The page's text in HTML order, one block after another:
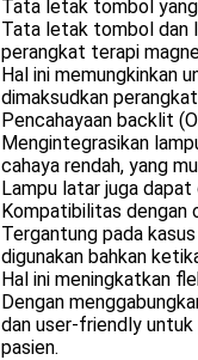
Tata letak tombol
Tata letak tombol dan
perangkat terapi
Hal ini memungkinkan
dimaksudkan
Pencahayaan backlit
Mengintegrasikan
cahaya rendah, yang
Lampu latar juga dapat
Kompatibilitas dengan
Tergantung pada
digunakan bahkan
Hal ini meningkatkan
Dengan
dan user-friendly
pasien.